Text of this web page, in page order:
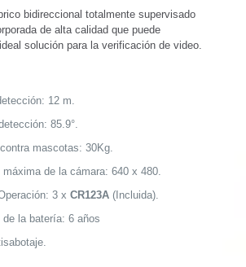
bidireccional totalmente supervisado
de alta calidad que puede
solución para la verificación de video.
12 m.
85.9°.
contra mascotas: 30Kg.
máxima de la cámara: 640 x 480.
3 x CR123A(Incluida).
la batería: 6 años